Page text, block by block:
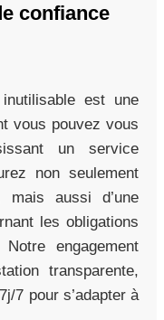
confiance
est une
vous pouvez vous
un service
non seulement
mais aussi d’une
les obligations
engagement
transparente,
7 pour s’adapter à